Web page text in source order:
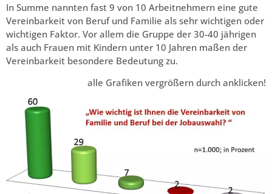
In Summe nannten fast 9 von 10 Arbeitnehmern eine gute
Vereinbarkeit von Beruf und Familie als sehr wichtigen oder
wichtigen Faktor. Vor allem die Gruppe der 30-40 jährigen
als auch Frauen mit Kindern unter 10 Jahren maßen der
Vereinbarkeit besondere Bedeutung zu.
alle Grafiken vergrößern durch anklicken!